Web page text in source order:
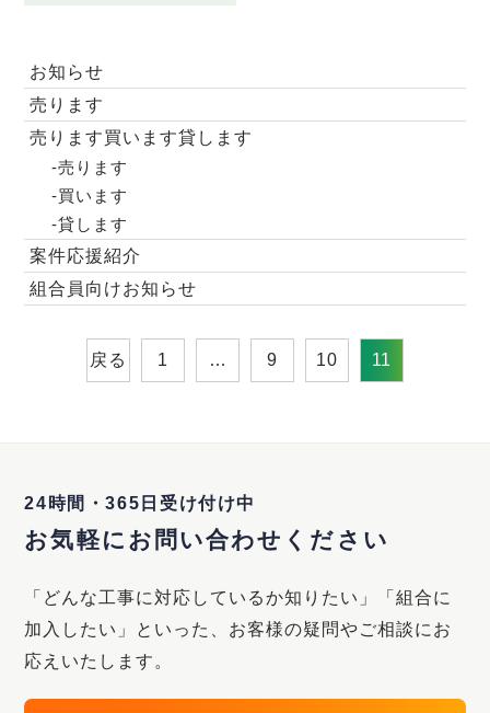
お知らせ
売ります
売ります買います貸します
-売ります
-買います
-貸します
案件応援紹介
組合員向けお知らせ
戻る 1 … 9 10 11
24時間・365日受け付け中
お気軽にお問い合わせください
「どんな工事に対応しているか知りたい」「組合に
加入したい」といった、 お客様の疑問やご相談にお
応えいたします。